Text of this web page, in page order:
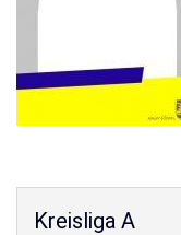
Kreisliga A